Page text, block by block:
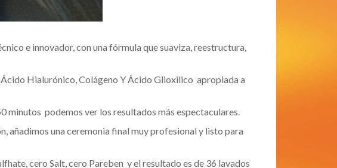
e innovador, con una fórmula que suaviza, reestructura,
Hialurónico, Colágeno Y Ácido Glioxilico apropiada a
minutos podemos ver los resultados más espectaculares.
añadimos una ceremonia final muy profesional y listo para
cero Salt, cero Pareben y el resultado es de 36 lavados